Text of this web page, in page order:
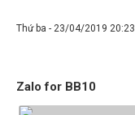
TIỆN ÍCH
Thứ ba - 23/04/2019 20:23
Zalo for BB10